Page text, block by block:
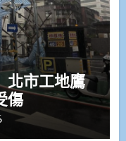
北市工地鷹
傷